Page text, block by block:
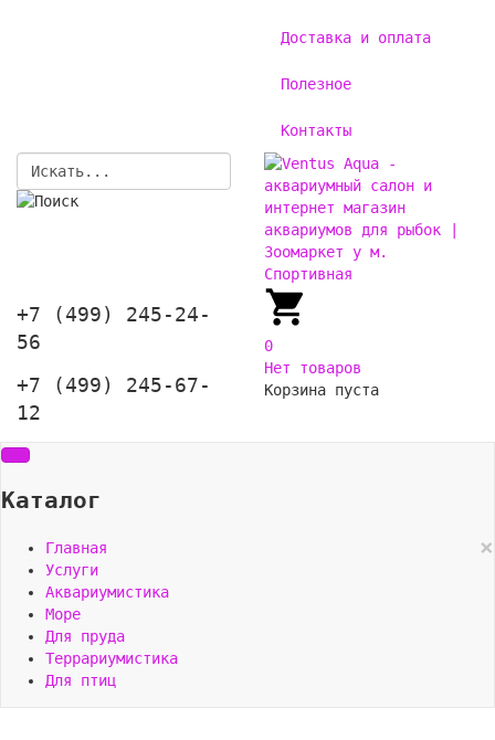
Доставка и оплата
Полезное
Контакты
+7 (499) 245-24-
56
+7 (499) 245-67-
12
0
Нет товаров
Корзина пуста
Каталог
×
Главная
Услуги
Аквариумистика
Море
Для пруда
Террариумистика
Для птиц